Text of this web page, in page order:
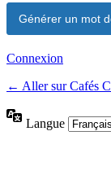
Connexion
← Aller sur Cafés
Langue